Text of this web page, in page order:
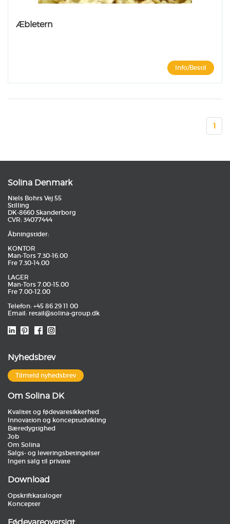
Æbletern
Info/Bestil
1
Solina Denmark
Niels Bohrs Vej 55
Stilling
DK-8660 Skanderborg
CVR: 34077444
Åbningstider:
KONTOR
Man-Tors 7.30-16.00
Fre 7.30-14.00
LAGER
Man-Tors 7.00-15.00
Fre 7.00-12.00
Telefon: +45 86 29 11 00
Email: retail@solina-group.dk
Nyhedsbrev
Tilmeld nyhedsbrev
Om Solina DK
Kvalitet og fødevaresikkerhed
Innovation og konceptudvikling
Bæredygtighed
Job
Om Solina
Salgs- og leveringsbetingelser
Ingen salg til private
Download
Opskriftkataloger
Koncepter
Fødevareoversigt